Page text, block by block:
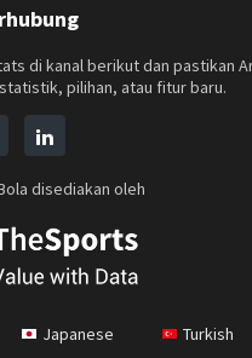
di kanal berikut dan pastikan
pilihan, atau fitur baru.
disediakan oleh
Japanese Turkish